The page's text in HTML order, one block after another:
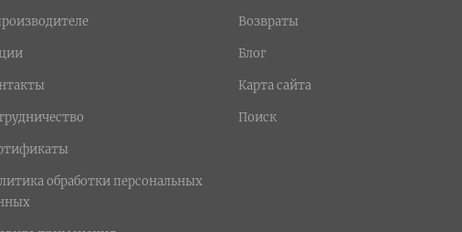
обработки персональных
Возвраты
Блог
Карта сайта
Поиск